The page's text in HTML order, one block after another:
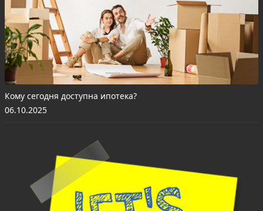
Кому сегодня доступна ипотека?
06.10.2025